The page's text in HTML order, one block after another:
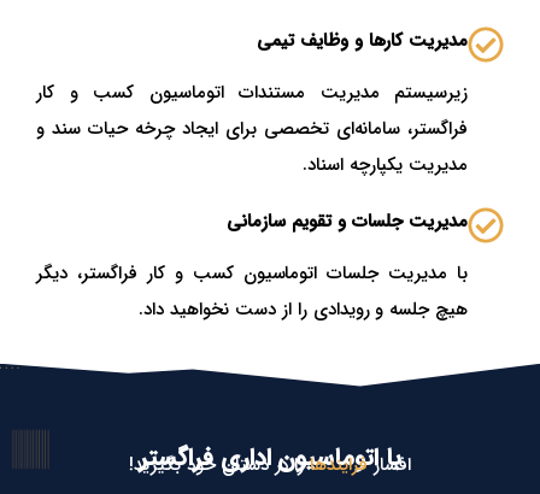
مدیریت کارها و وظایف تیمی
زیرسیستم مدیریت مستندات اتوماسیون کسب و کار
فراگستر، سامانه‌ای تخصصی برای ایجاد چرخه حیات سند و
مدیریت یکپارچه اسناد.​
مدیریت جلسات و تقویم سازمانی
با مدیریت جلسات اتوماسیون کسب و کار فراگستر، دیگر
هیچ جلسه و رویدادی را از دست نخواهید داد. ​
با اتوماسیون اداری فراگستر
افسارفرایندهارا در دستان خود بگیرید!